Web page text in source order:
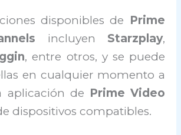
disponibles de Prime
incluyen Starzplay,
, entre otros, y se puede
en cualquier momento a
aplicación de Prime Video
dispositivos compatibles.